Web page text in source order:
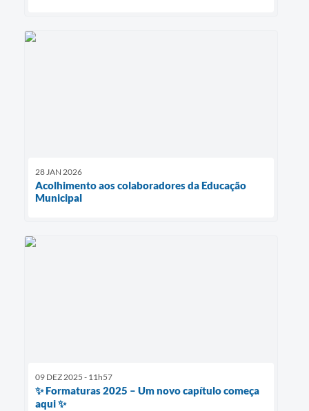
28 JAN 2026
Acolhimento aos colaboradores da Educação
Municipal
09 DEZ 2025 - 11h57
✨ Formaturas 2025 – Um novo capítulo começa
aqui ✨